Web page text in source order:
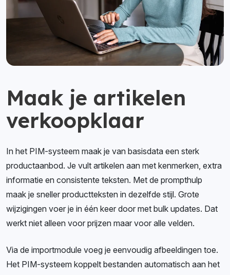
Maak je artikelen
verkoopklaar
In het PIM-systeem maak je van basisdata een sterk
productaanbod. Je vult artikelen aan met kenmerken, extra
informatie en consistente teksten. Met de prompthulp
maak je sneller productteksten in dezelfde stijl. Grote
wijzigingen voer je in één keer door met bulk updates. Dat
werkt niet alleen voor prijzen maar voor alle velden.
Via de importmodule voeg je eenvoudig afbeeldingen toe.
Het PIM-systeem koppelt bestanden automatisch aan het